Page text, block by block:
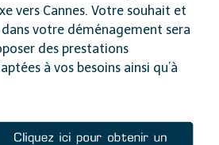
vers Cannes. Votre souhait et
votre déménagement sera
des prestations
à vos besoins ainsi qu’à